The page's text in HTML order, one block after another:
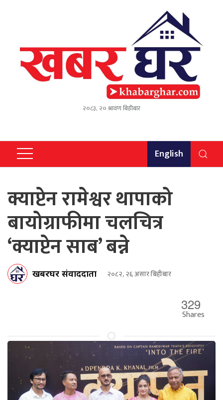
२०८३, २० श्रावण बिहीबार
English
क्याप्टेन रामेश्वर थापाको
बायोग्राफीमा चलचित्र
‘क्याप्टेन साब’ बन्ने
खबरघर संवाददाता २०८२, २६ असार बिहीबार
329
Shares